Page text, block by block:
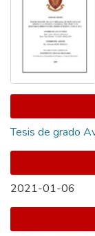
Tesis de grado
2021-01-06